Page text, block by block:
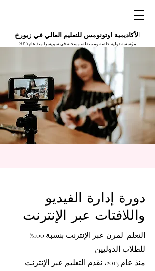
الأكاديمية اوتونومس للتعليم العالي في زيورخ
مؤسسة دولية خاصة ومستقلة، مسجلة في سويسرا منذ عام 2013
دورة إدارة الفيديو
واللافتات عبر الإنترنت
التعلم المرن عبر الإنترنت بنسبة 100%
للطلاب الدوليين
منذ عام 2013، نقدم التعليم عبر الإنترنت